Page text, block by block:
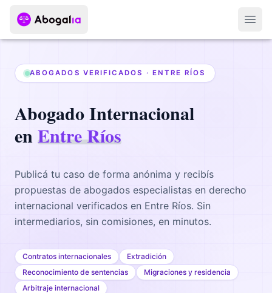
ABOGADOS VERIFICADOS · ENTRE RÍOS
AbogadoInternacional
enEntre Ríos
Publicá tu caso de forma anónima y recibís
propuestas de abogados especialistas en derecho
internacional verificados en Entre Ríos. Sin
intermediarios, sin comisiones, en minutos.
Contratos internacionales
Extradición
Reconocimiento de sentencias
Migraciones y residencia
Arbitraje internacional